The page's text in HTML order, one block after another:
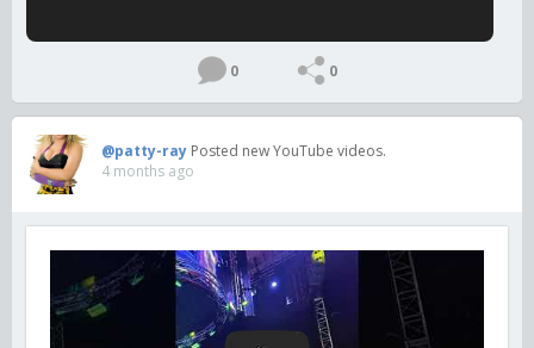
0 0
@patty-ray Posted new YouTube videos.
4 months ago